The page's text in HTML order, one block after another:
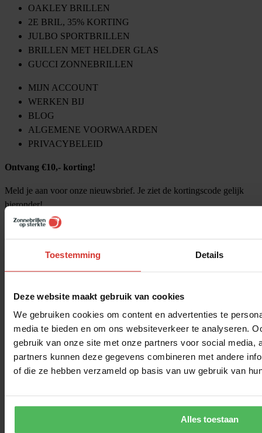
Toestemming Details
Deze website maakt gebruik van cookies
We gebruiken cookies om content en advertenties te
media te bieden en om ons websiteverkeer te analyseren.
gebruik van onze site met onze partners voor social media,
partners kunnen deze gegevens combineren met andere
of die ze hebben verzameld op basis van uw gebruik van
Alles toestaan
OAKLEY BRILLEN
2E BRIL, 35% KORTING
JULBO SPORTBRILLEN
BRILLEN MET HELDER GLAS
GUCCI ZONNEBRILLEN
MIJN ACCOUNT
WERKEN BIJ
BLOG
ALGEMENE VOORWAARDEN
PRIVACYBELEID
Ontvang €10,- korting!
Meld je aan voor onze nieuwsbrief. Je ziet de kortingscode gelijk
hieronder!